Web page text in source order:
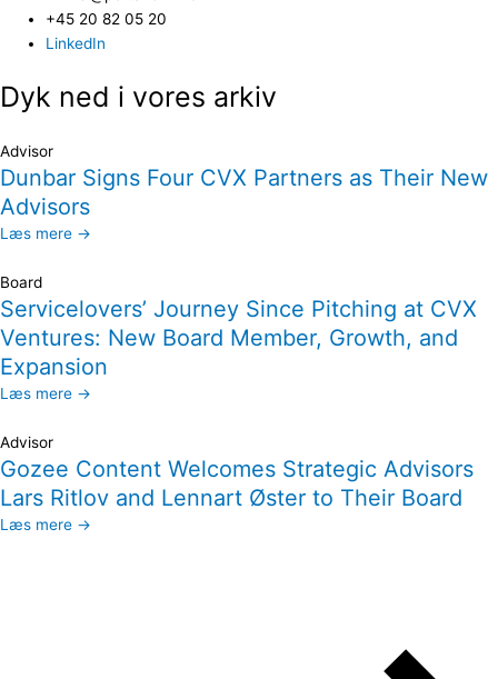
+45 20 82 05 20
LinkedIn
Dyk ned i vores arkiv
Advisor
Dunbar Signs Four CVX Partners as Their New
Advisors
Læs mere →
Board
Servicelovers’ Journey Since Pitching at CVX
Ventures: New Board Member, Growth, and
Expansion
Læs mere →
Advisor
Gozee Content Welcomes Strategic Advisors
Lars Ritlov and Lennart Øster to Their Board
Læs mere →